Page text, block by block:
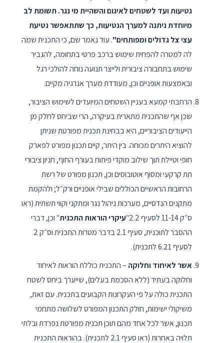
נטיעות ועד לשטחים לאיגום והשהיית מי נגר. תשומת לב
מיוחדת ניתנה למערך הנטיעות, כך שתתאפשר נטיעת
עצי צל גדולים ומפותחים". עוד נאמר שם, כי התכנית שמה
לה למטרה להפחית שימוש ברכב פרטי בתחומה, להגביר
שימוש בתחבורה ציבורית ולייצר תנועה נוחה להולכי רגל
ובאמצעות אופניים וכן, מעודדת מערך אנרגיה מקיים.
הרחבתי קמעא בעניין השטחים המיועדים לשימוש הציבור,
שכן אף שהתכנית מתארית בעיקרה, הרי שביחס לחלק מן
הייעודים הציבוריים, היא בבחינת תכנית מפורטת שניתן
להוציא היתרים מכוחה. בין היתר, קיים תכנון מפורט לפארק
חופי וטיילת תוך שילוב מוקדי פיתוח בעורף החוף, חניון ציבורי
תת קרקעי ומסוף אוטובוסים וכן, תכנון מפורט של רשת
הרחובות הראשיים הכוללים שבילי אופניים ורק״ל; ולהקמת
מתקנים הנדסיים, מערכות ניהול נגר ומתקני וקווי תשתית (ראו
ס״ק 11-14 לסעיף 2.2"
עיקרי הוראות התכנית" וכן, דברי
ההסבר לתוכנית, סעיף 2.1 בדבר מטרות התכנית וס״ק 2
לסעיף 6.21 לתכנית).
אשר לאיחוד וחלוקה – התכנית כוללת הוראות לאיחוד
וחלוקה בעתיד (ללא הסכמת בעלים), שייערך ביחס לשטח
התכנית כולה על פי העקרונות הקבועים בתכנית. עם זאת,
משיקולי ישימות, חולק התכנון המפורט לשלושה מתחמי
תכנון, אשר לכל אחד מהם תוכן תכנית מפורטת נפרדת ובלתי
תלויה באחרות (ראו סעיף 2.1 לתכנית). בהוראות התכנית